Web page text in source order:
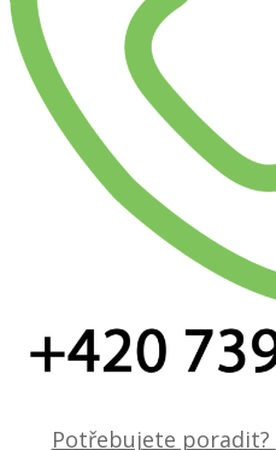
Potřebujete poradit?